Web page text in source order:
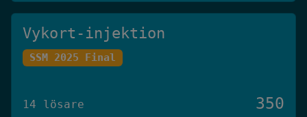
Vykort-injektion
SSM 2025 Final
14 lösare 350